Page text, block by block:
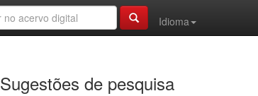
Idioma
Sugestões de pesquisa